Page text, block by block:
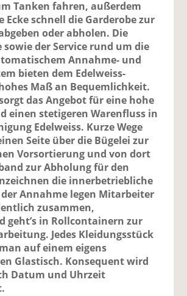
Tanken fahren, außerdem
Ecke schnell die Garderobe zur
oder abholen. Die
sowie der Service rund um die
Annahme- und
bieten dem Edelweiss-
Maß an Bequemlichkeit.
das Angebot für eine hohe
einen stetigeren Warenfluss in
Edelweiss. Kurze Wege
Seite über die Bügelei zur
Vorsortierung und von dort
zur Abholung für den
die innerbetriebliche
Annahme legen Mitarbeiter
zusammen,
geht’s in Rollcontainern zur
Jedes Kleidungsstück
auf einem eigens
Glastisch. Konsequent wird
Datum und Uhrzeit